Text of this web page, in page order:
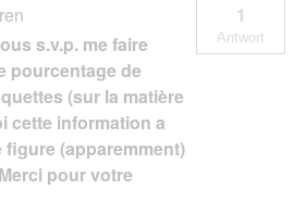
s.v.p. me faire
pourcentage de
(sur la matière
cette information a
(apparemment)
pour votre
1
Antwort